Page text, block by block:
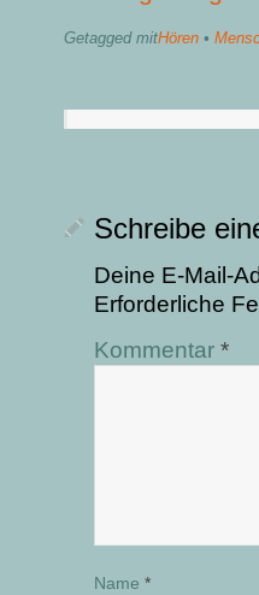
Getagged mitHören •
Schreibe
Deine E-Mail-
Erforderliche
Kommentar *
Name *